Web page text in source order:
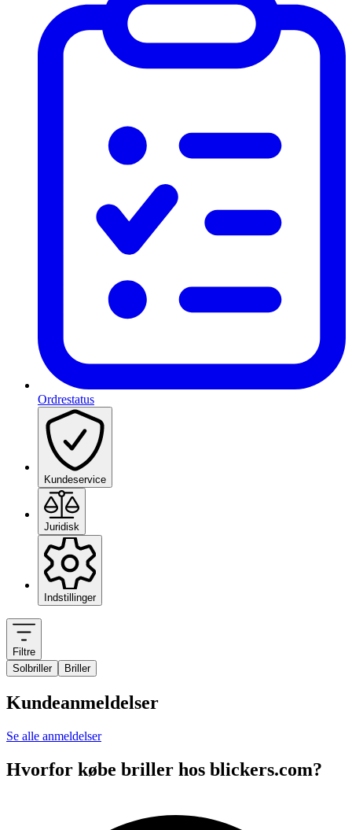
Ordrestatus
Kundeservice
Juridisk
Indstillinger
Filtre
Solbriller
Briller
Kundeanmeldelser
Se alle anmeldelser
Hvorfor købe briller hos blickers.com?